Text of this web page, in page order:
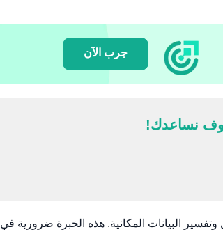
جرب الآن
نساعدك!
البيانات المكانية. هذه الخبرة ضرورية في